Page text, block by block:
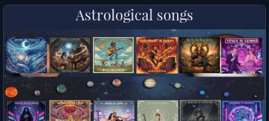
Astrological songs